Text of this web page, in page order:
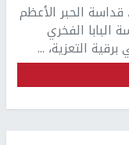
الحبر الأعظم
البابا الفخري
التعزية، ...